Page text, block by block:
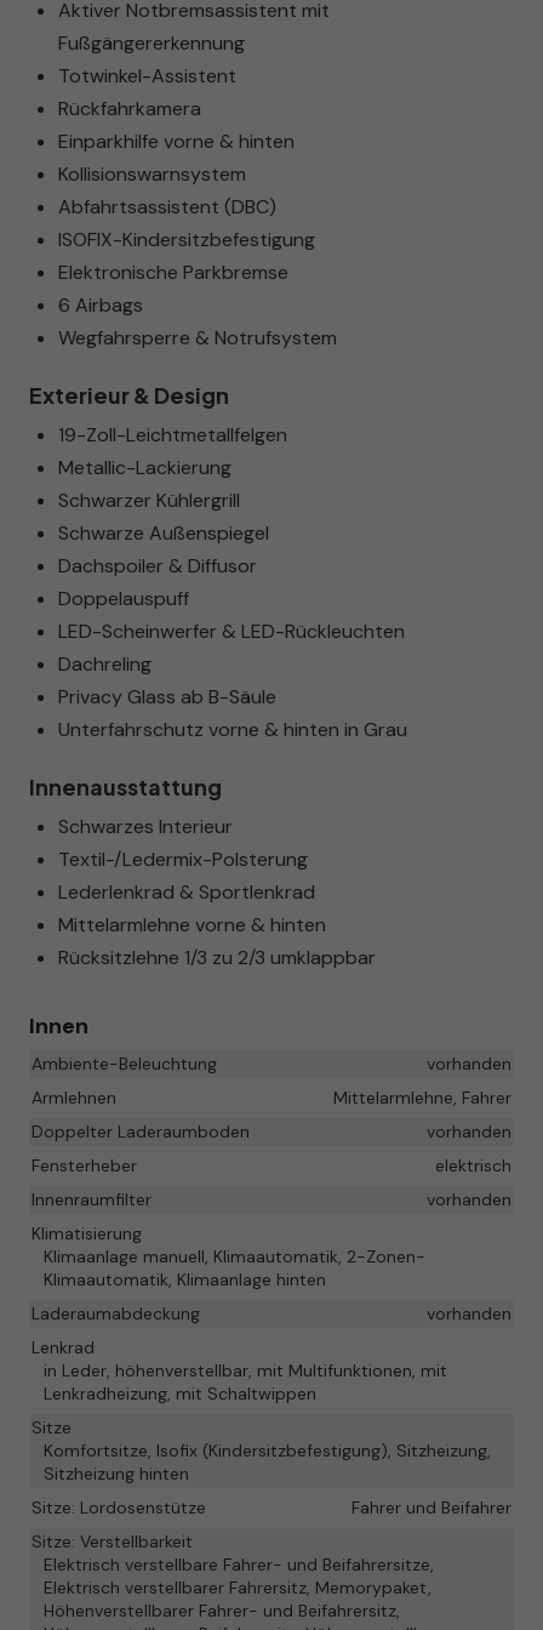
Aktiver Notbremsassistent mit
Fußgängererkennung
Totwinkel-Assistent
Rückfahrkamera
Einparkhilfe vorne & hinten
Kollisionswarnsystem
Abfahrtsassistent (DBC)
ISOFIX-Kindersitzbefestigung
Elektronische Parkbremse
6 Airbags
Wegfahrsperre & Notrufsystem
Exterieur & Design
19-Zoll-Leichtmetallfelgen
Metallic-Lackierung
Schwarzer Kühlergrill
Schwarze Außenspiegel
Dachspoiler & Diffusor
Doppelauspuff
LED-Scheinwerfer & LED-Rückleuchten
Dachreling
Privacy Glass ab B-Säule
Unterfahrschutz vorne & hinten in Grau
Innenausstattung
Schwarzes Interieur
Textil-/Ledermix-Polsterung
Lederlenkrad & Sportlenkrad
Mittelarmlehne vorne & hinten
Rücksitzlehne 1/3 zu 2/3 umklappbar
Innen
Ambiente-Beleuchtung
vorhanden
Armlehnen
Mittelarmlehne, Fahrer
Doppelter Laderaumboden
vorhanden
Fensterheber
elektrisch
Innenraumfilter
vorhanden
Klimatisierung
Klimaanlage manuell, Klimaautomatik, 2-Zonen-
Klimaautomatik, Klimaanlage hinten
Laderaumabdeckung
vorhanden
Lenkrad
in Leder, höhenverstellbar, mit Multifunktionen, mit
Lenkradheizung, mit Schaltwippen
Sitze
Komfortsitze, Isofix (Kindersitzbefestigung), Sitzheizung,
Sitzheizung hinten
Sitze: Lordosenstütze
Fahrer und Beifahrer
Sitze: Verstellbarkeit
Elektrisch verstellbare Fahrer- und Beifahrersitze,
Elektrisch verstellbarer Fahrersitz, Memorypaket,
Höhenverstellbarer Fahrer- und Beifahrersitz,